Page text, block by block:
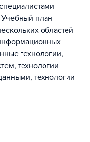
план
областей
технологии,
технологии
технологии